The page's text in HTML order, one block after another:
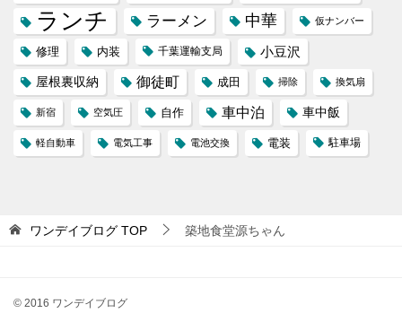
ランチ ラーメン 中華 仮ナンバー
修理 内装 千葉運輸支局 小豆沢
屋根裏収納 御徒町 成田 掃除 換気扇
新宿 空気圧 自作 車中泊 車中飯
軽自動車 電気工事 電池交換 電装 駐車場
ワンデイブログ TOP 築地食堂源ちゃん
© 2016 ワンデイブログ